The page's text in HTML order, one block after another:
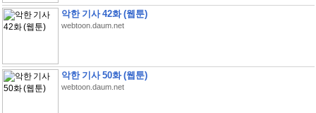
악한 기사 42화 (웹툰)
webtoon.daum.net
악한 기사 50화 (웹툰)
webtoon.daum.net